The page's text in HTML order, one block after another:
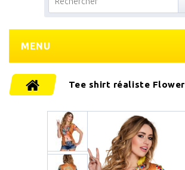
MENU
Tee shirt réaliste Flower